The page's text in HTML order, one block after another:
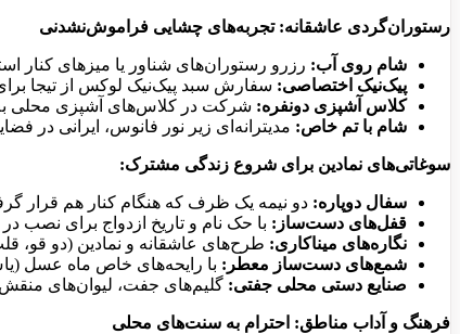
رستوران‌گردی عاشقانه: تجربه‌های چشایی فراموش‌نشدنی
شام روی آب: رزرو رستوران‌های شناور یا میزهای کنار
پیک‌نیک اختصاصی: سفارش سبد پیک‌نیک لوکس از تیجا
کلاس آشپزی دونفره: شرکت در کلاس‌های آشپزی محلی
شام با تم خاص: مدیترانه‌ای زیر نور فانوس، ایرانی در
سوغاتی‌های نمادین برای شروع زندگی مشترک:
سفال دوپاره: دو نیمه یک ظرف که هنگام کنار هم قرار
قفل‌های دست‌ساز: با حک نام و تاریخ ازدواج برای نصب
نگاره‌های میناکاری: طرح‌های عاشقانه و نمادین (دو قو،
شمع‌های دست‌ساز معطر: با رایحه‌های خاص ماه عسل
صنایع دستی محلی جفتی: گلیم‌های جفت، لیوان‌های
فرهنگ و آداب مناطق: احترام به سنت‌های محلی